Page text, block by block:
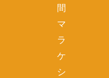
間
マ
ラ
ケ
シ